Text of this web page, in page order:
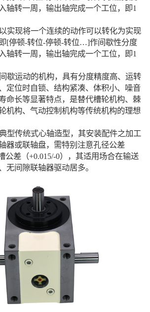
轴转一周，输出轴完成一个工位，即1
实现将一个连续的动作可以转化为实现
[停顿-转位-停顿-转位…]作间歇性分度
轴转一周，输出轴完成一个工位，即1
歇运动的机构，具有分度精度高、运转
定位时自锁、结构紧凑、体积小、噪音
命长等显著特点，是替代槽轮机构、棘
机构、气动控制机构等传统机构的理想
型传统式心轴造型，其安装配件之加工
器或联轴盘，需特别注意孔径公差
公差（+0.015/-0），其适用场合在输送
无间隙联轴器驱动居多。